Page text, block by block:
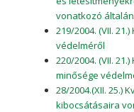
vonatkozó
219/2004. (VII.
védelméről
220/2004. (VII.
minősége
28/2004.(XII. 25.)
kibocsátásaira